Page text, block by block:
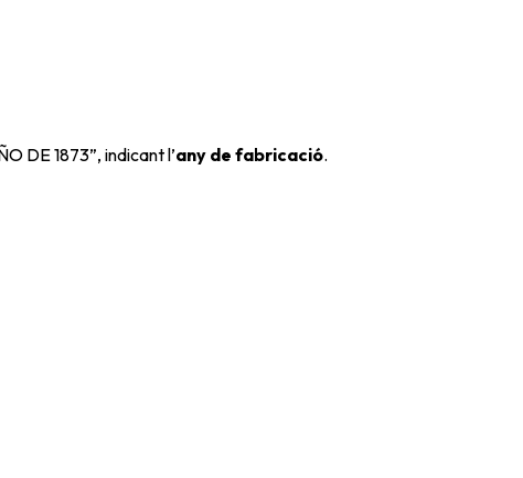
DE 1873”, indicant l’any de fabricació.